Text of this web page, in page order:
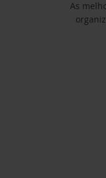
As